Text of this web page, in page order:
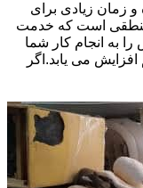
زمان زیادی برای
منطقی است که خدمت
به انجام کار شما
می یابد.اگر